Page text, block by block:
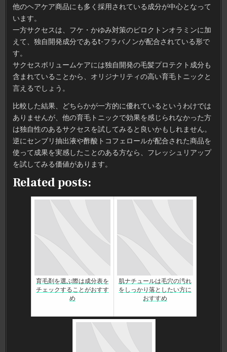
他のヘアケア商品にも多く採用されている成分が中心となって
います。
一方サクセスは、フケ・かゆみ対策のピロクトンオラミンに加
えて、独自開発成分であるt-フラバノンが配合されている形で
す。
サクセスボリュームケアには独自開発の毛髪プロテクト成分も
含まれていることから、オリジナリティの高い育毛トニックと
言えるでしょう。
比較した結果、どちらかが一方的に優れているというわけでは
ありませんが、他の育毛トニックで効果を感じられなかった方
は独自性のあるサクセスを試してみると良いかもしれません。
逆にセンブリ抽出液や酢酸トコフェロールが配合された商品を
使って成果を実感したことのある方なら、フレッシュリアップ
を試してみる価値があります。
Related posts:
育毛剤を選ぶ際は成分表を
チェックすることがおすす
め
肌ナチュールは毛穴の汚れ
をしっかり落としたい方に
おすすめ